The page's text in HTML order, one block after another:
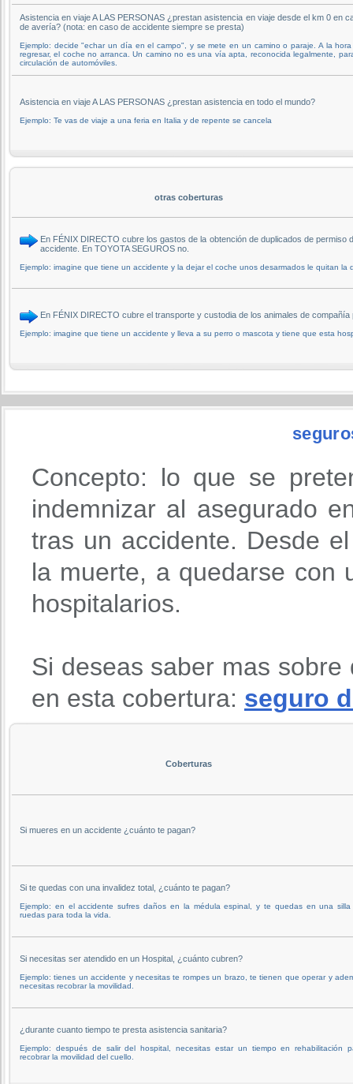
Asistencia en viaje A LAS PERSONAS ¿prestan asistencia en viaje desde el km 0 en
de avería? (nota: en caso de accidente siempre se presta)
Ejemplo: decide "echar un día en el campo", y se mete en un camino o paraje. A la
regresar, el coche no arranca. Un camino no es una vía apta, reconocida legalmente,
circulación de automóviles.
Asistencia en viaje A LAS PERSONAS ¿prestan asistencia en todo el mundo?
Ejemplo: Te vas de viaje a una feria en Italia y de repente se cancela
otras coberturas
En FÉNIX DIRECTO cubre los gastos de la obtención de duplicados de
accidente. En TOYOTA SEGUROS no.
Ejemplo: imagine que tiene un accidente y la dejar el coche unos desarmados le quitan
En FÉNIX DIRECTO cubre el transporte y custodia de los animales de
Ejemplo: imagine que tiene un accidente y lleva a su perro o mascota y tiene que esta
Concepto: lo que se
indemnizar al asegurado
tras un accidente. Desde
la muerte, a quedarse con
hospitalarios.
Si deseas saber mas
en esta cobertura: seguro
Coberturas
Si mueres en un accidente ¿cuánto te pagan?
Si te quedas con una invalidez total, ¿cuánto te pagan?
Ejemplo: en el accidente sufres daños en la médula espinal, y te quedas en una silla
ruedas para toda la vida.
Si necesitas ser atendido en un Hospital, ¿cuánto cubren?
Ejemplo: tienes un accidente y necesitas te rompes un brazo, te tienen que operar y
necesitas recobrar la movilidad.
¿durante cuanto tiempo te presta asistencia sanitaria?
Ejemplo: después de salir del hospital, necesitas estar un tiempo en rehabilitación
recobrar la movilidad del cuello.